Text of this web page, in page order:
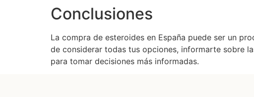
Conclusiones
La compra de esteroides en España puede ser un
de considerar todas tus opciones, informarte sobre
para tomar decisiones más informadas.